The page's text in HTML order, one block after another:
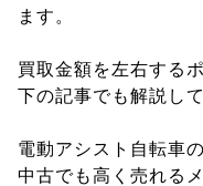
ます。
買取金額を左右する
下の記事でも解説し
電動アシスト自転車
中古でも高く売れる